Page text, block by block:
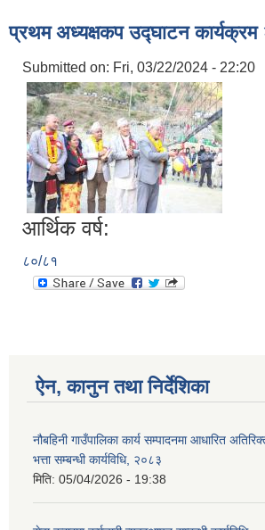
प्रथम अध्यक्षकप उद्घाटन
Submitted on: Fri, 03/22/2024 - 22:20
आर्थिक वर्ष:
८०/८१
ऐन, कानुन तथा निर्देशिका
नौबहिनी गाउँपालिका कार्य सम्पादनमा आधारित
भत्ता सम्बन्धी कार्यविधि, २०८३
मिति: 05/04/2026 - 19:38